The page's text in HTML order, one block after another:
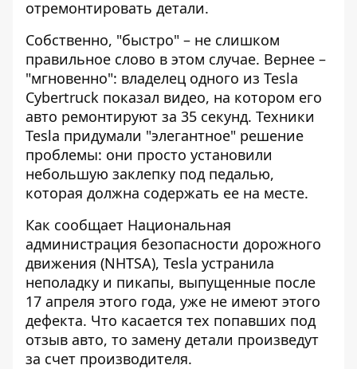
отремонтировать детали.
Собственно, "быстро" – не слишком
правильное слово в этом случае. Вернее –
"мгновенно": владелец одного из Tesla
Cybertruck показал видео, на котором его
авто ремонтируют за 35 секунд. Техники
Tesla придумали "элегантное" решение
проблемы: они просто установили
небольшую заклепку под педалью,
которая должна содержать ее на месте.
Как сообщает Национальная
администрация безопасности дорожного
движения (NHTSA), Tesla устранила
неполадку и пикапы, выпущенные после
17 апреля этого года, уже не имеют этого
дефекта. Что касается тех попавших под
отзыв авто, то замену детали произведут
за счет производителя.